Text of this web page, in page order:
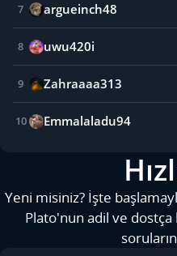
7 argueinch48
8 uwu420i
9 Zahraaaa313
10 Emmalaladu94
Yeni misiniz? İşte
Plato'nun adil ve dostça